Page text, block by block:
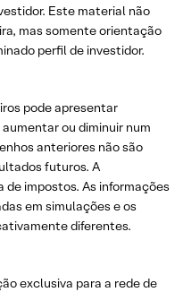
Este material não
mas somente orientação
perfil de investidor.
pode apresentar
ou diminuir num
anteriores não são
futuros. A
impostos. As informações
em simulações e os
diferentes.
exclusiva para a rede de